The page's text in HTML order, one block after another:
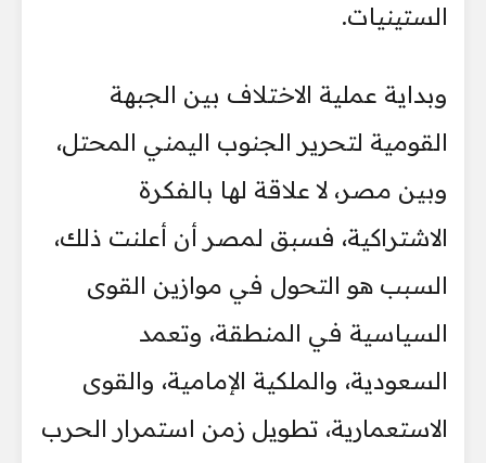
الستينيات.
وبداية عملية الاختلاف بين الجبهة
القومية لتحرير الجنوب اليمني المحتل،
وبين مصر، لا علاقة لها بالفكرة
الاشتراكية، فسبق لمصر أن أعلنت ذلك،
السبب هو التحول في موازين القوى
السياسية في المنطقة، وتعمد
السعودية، والملكية الإمامية، والقوى
الاستعمارية، تطويل زمن استمرار الحرب